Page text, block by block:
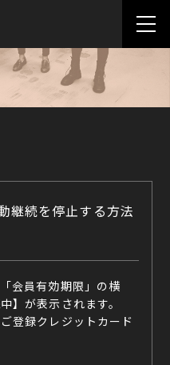
継続を停止する方法
会員有効期限」の横
】が表示されます。
登録クレジットカード